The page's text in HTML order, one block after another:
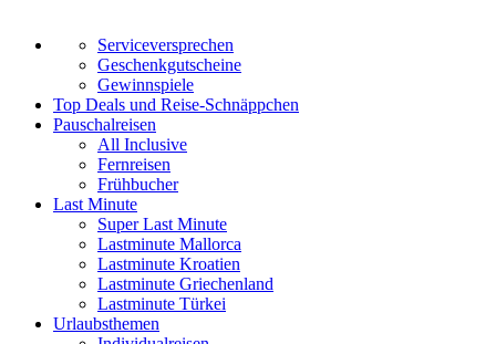
Serviceversprechen
Geschenkgutscheine
Gewinnspiele
Top Deals und Reise-Schnäppchen
Pauschalreisen
All Inclusive
Fernreisen
Frühbucher
Last Minute
Super Last Minute
Lastminute Mallorca
Lastminute Kroatien
Lastminute Griechenland
Lastminute Türkei
Urlaubsthemen